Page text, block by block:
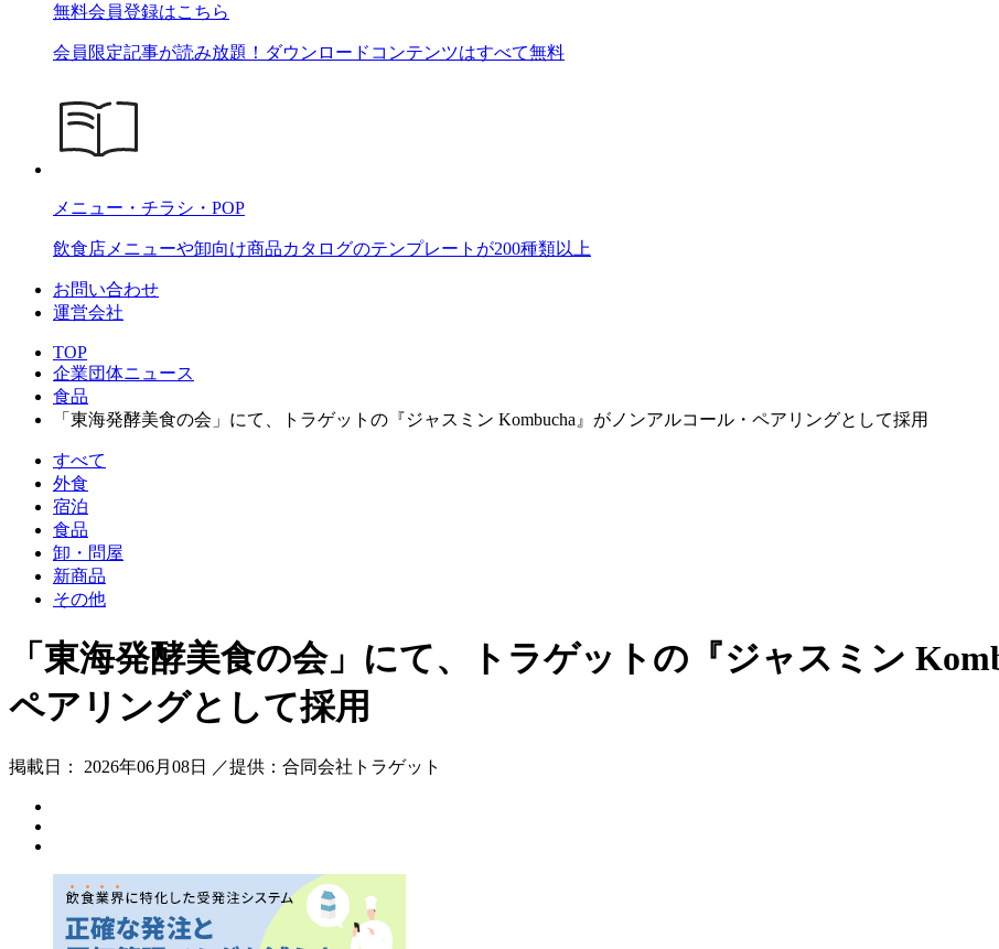
無料会員登録はこちら
会員限定記事が読み放題！ダウンロードコンテンツはすべて無料
メニュー・チラシ・POP
飲食店メニューや卸向け商品カタログのテンプレートが200種類以上
お問い合わせ
運営会社
TOP
企業団体ニュース
食品
「東海発酵美食の会」にて、トラゲットの『ジャスミン Kombucha』がノンアルコール・ペアリングとして採用
すべて
外食
宿泊
食品
卸・問屋
新商品
その他
「東海発酵美食の会」にて、トラゲットの『ジャスミン
ペアリングとして採用
掲載日： 2026年06月08日 ／提供：合同会社トラゲット